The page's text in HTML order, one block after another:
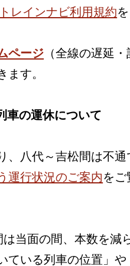
レインナビ利用規約
ページ （全線の遅延
ます。
車の運休について
、八代～吉松間は不通
運行状況のご案内をご
は当面の間、本数を減
ている列車の位置」